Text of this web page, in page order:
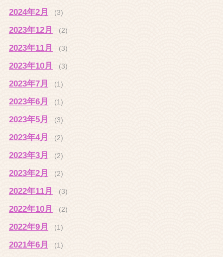
2024年2月 (3)
2023年12月 (2)
2023年11月 (3)
2023年10月 (3)
2023年7月 (1)
2023年6月 (1)
2023年5月 (3)
2023年4月 (2)
2023年3月 (2)
2023年2月 (2)
2022年11月 (3)
2022年10月 (2)
2022年9月 (1)
2021年6月 (1)